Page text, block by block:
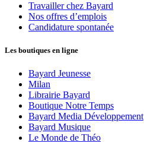
Travailler chez Bayard
Nos offres d’emplois
Candidature spontanée
Les boutiques en ligne
Bayard Jeunesse
Milan
Librairie Bayard
Boutique Notre Temps
Bayard Media Développement
Bayard Musique
Le Monde de Théo